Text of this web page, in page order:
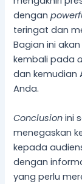
dengan
teringat dan
Bagian ini
kembali pada
dan kemudian
Anda.
Conclusion ini
menegaskan
kepada
dengan
yang perlu